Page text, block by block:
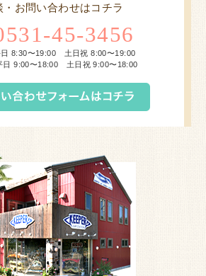
・お問い合わせはコチラ
45-3456
日 8:30〜19:00 土日祝 8:00〜19:00
日 9:00〜18:00 土日祝 9:00〜18:00